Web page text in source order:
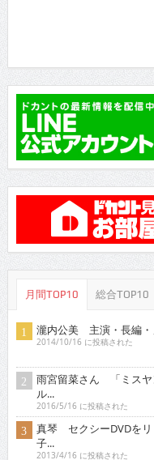
月間TOP10 総合TOP10
瀧内公美 主演・長編・
2014/10/16 に投稿された
ル...
真琴 セクシーDVDをリ
子...
RaMu 18歳Gカップ美
2016/4/16 に投稿された
土村 芳 新進女優が「
2014/7/16 に投稿された